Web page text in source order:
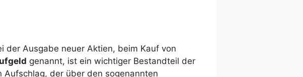
der Ausgabe neuer Aktien, beim Kauf von
genannt, ist ein wichtiger Bestandteil der
Aufschlag, der über den sogenannten